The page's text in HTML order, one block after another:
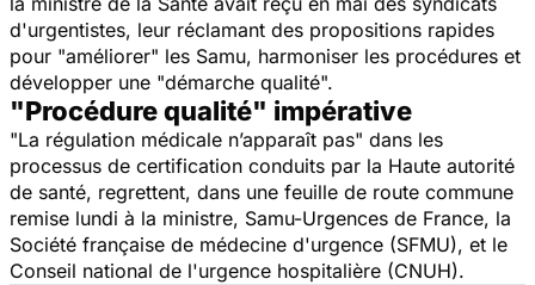
d'urgentistes, leur réclamant des propositions rapides
pour "améliorer" les Samu, harmoniser les procédures et
développer une "démarche qualité".
"Procédure qualité" impérative
"La régulation médicale n’apparaît pas" dans les
processus de certification conduits par la Haute autorité
de santé, regrettent, dans une feuille de route commune
remise lundi à la ministre, Samu-Urgences de France, la
Société française de médecine d'urgence (SFMU), et le
Conseil national de l'urgence hospitalière (CNUH).